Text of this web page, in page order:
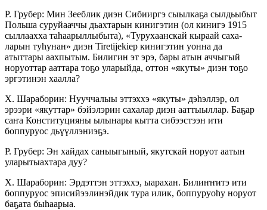
Р. Грубер: Мин Зееблик диэн Сибииргэ сыылкаҕа сылдьыбыт
Польша суруйааччы дьах­тарын кинигэтин (ол кинигэ 1915
сыллаахха та­һаарыллыбыта), «Турухаанскай кыраай саха­
ларын туһунан» диэн Tiretijekiep кинигэтин уонна да
атыттары аахпытым. Билигин эт эрэ, бары атын аччыгый
норуоттар ааттара тоҕо уларыйда, оттон «якуты» диэн тоҕо
эргэтинэн хаалла?
Х. Шараборин: Нууччалыы эттэххэ «якуты» дэһэллэр, ол
эрээри «якуттар» бэйэлэрин саха­лар диэн ааттыыллар. Баҕар
саҥа Конституция­ны ылынары кытта сибээстээн ити
боппуруос дьүүллэниэҕэ.
Р. Грубер: Эн хайдах саныыгыный, якутскай норуот аатын
уларытыахтара дуу?
Х. Шараборин: Эрдэттэн эттэххэ, ыарахан. Билиҥҥитэ ити
боппуруос эписийээлинэйдик тура илик, боппуруоһу норуот
баҕата быһаарыа.